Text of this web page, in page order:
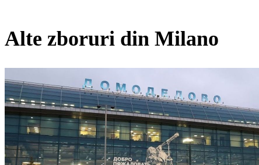
Alte zboruri din Milano